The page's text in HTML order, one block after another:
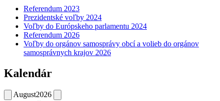
Referendum 2023
Prezidentské voľby 2024
Voľby do Európskeho parlamentu 2024
Referendum 2026
Voľby do orgánov samosprávy obcí a volieb do orgánov
samosprávnych krajov 2026
Kalendár
August2026